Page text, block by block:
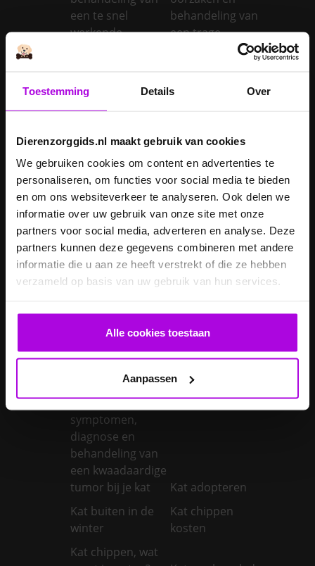
Toestemming Details Over
Dierenzorggids.nl maakt gebruik van cookies
We gebruiken cookies om content en advertenties te
personaliseren, om functies voor social media te bieden
en om ons websiteverkeer te analyseren. Ook delen we
informatie over uw gebruik van onze site met onze
partners voor social media, adverteren en analyse. Deze
partners kunnen deze gegevens combineren met andere
informatie die u aan ze heeft verstrekt of die ze hebben
verzameld op basis van uw gebruik van hun services.
Alle cookies toestaan
Aanpassen
een te snel
werkende
behandeling van
een trage
Inentingen hond
giftig voor
Je cavia verzorgen diarree
Je hond wordt
geopereerd – wat
kan je
verwachten?
Je kat naar een
pension brengen
Je kat wordt
geopereerd – wat
kan je
Je kater laten
castreren
steriliseren
Je konijnen
vaccineren
Kanker bij honden
Kanker bij katten:
symptomen,
diagnose en
behandeling van
een kwaadaardige
tumor bij je kat
Kat adopteren
Kat buiten in de
winter
Kat chippen
kosten
Kat chippen, wat